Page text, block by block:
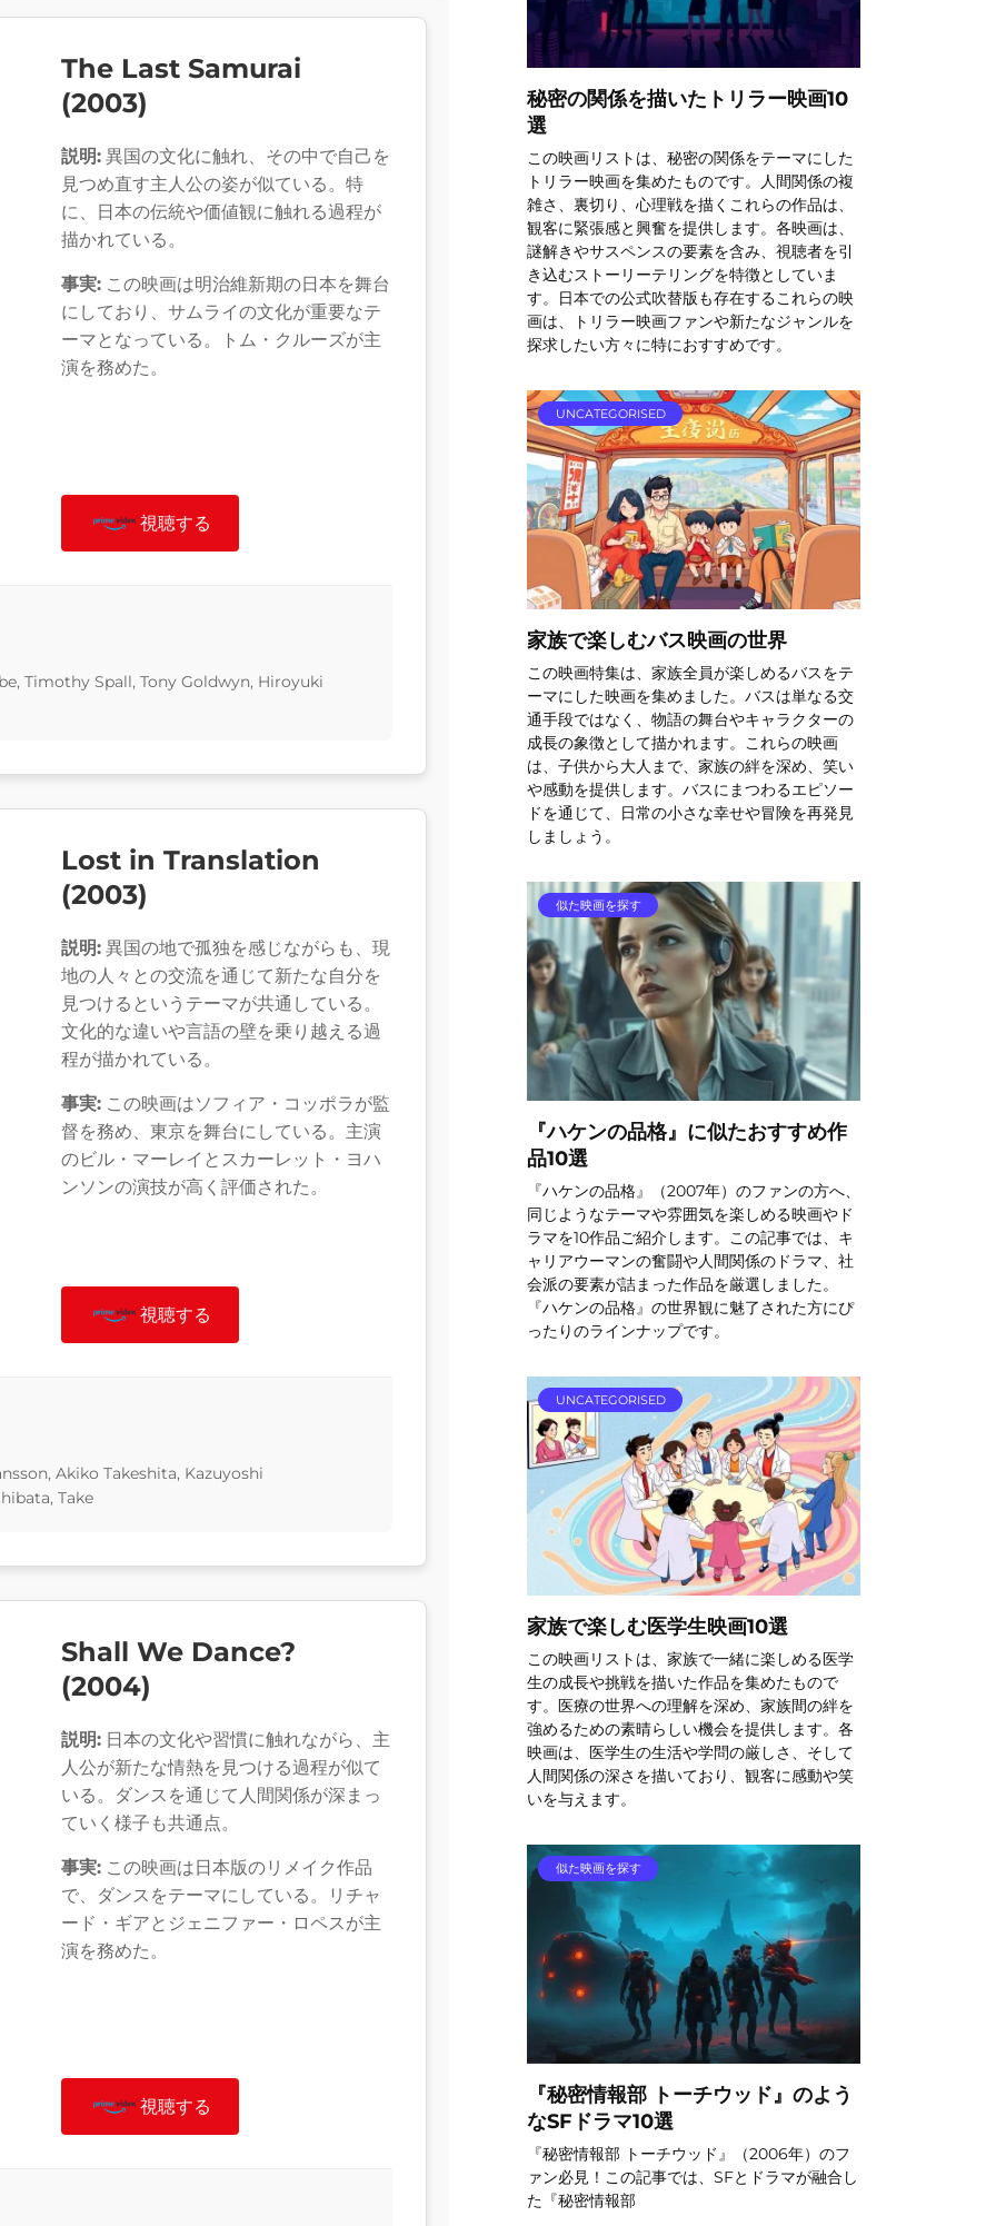
The Last Samurai
(2003)
説明: 異国の文化に触れ、その中で自己を
見つめ直す主人公の姿が似ている。特
に、日本の伝統や価値観に触れる過程が
描かれている。
事実: この映画は明治維新期の日本を舞台
にしており、サムライの文化が重要なテ
ーマとなっている。トム・クルーズが主
演を務めた。
視聴する
Timothy Spall, Tony Goldwyn, Hiroyuki
Lost in Translation
(2003)
説明: 異国の地で孤独を感じながらも、現
地の人々との交流を通じて新たな自分を
見つけるというテーマが共通している。
文化的な違いや言語の壁を乗り越える過
程が描かれている。
事実: この映画はソフィア・コッポラが監
督を務め、東京を舞台にしている。主演
のビル・マーレイとスカーレット・ヨハ
ンソンの演技が高く評価された。
視聴する
Akiko Takeshita, Kazuyoshi
Take
Shall We Dance?
(2004)
説明: 日本の文化や習慣に触れながら、主
人公が新たな情熱を見つける過程が似て
いる。ダンスを通じて人間関係が深まっ
ていく様子も共通点。
事実: この映画は日本版のリメイク作品
で、ダンスをテーマにしている。リチャ
ード・ギアとジェニファー・ロペスが主
演を務めた。
視聴する
秘密の関係を描いたトリラー映画10
選
この映画リストは、秘密の関係をテーマにした
トリラー映画を集めたものです。人間関係の複
雑さ、裏切り、心理戦を描くこれらの作品は、
観客に緊張感と興奮を提供します。各映画は、
謎解きやサスペンスの要素を含み、視聴者を引
き込むストーリーテリングを特徴としていま
す。日本での公式吹替版も存在するこれらの映
画は、トリラー映画ファンや新たなジャンルを
探求したい方々に特におすすめです。
UNCATEGORISED
家族で楽しむバス映画の世界
この映画特集は、家族全員が楽しめるバスをテ
ーマにした映画を集めました。バスは単なる交
通手段ではなく、物語の舞台やキャラクターの
成長の象徴として描かれます。これらの映画
は、子供から大人まで、家族の絆を深め、笑い
や感動を提供します。バスにまつわるエピソー
ドを通じて、日常の小さな幸せや冒険を再発見
しましょう。
似た映画を探す
『ハケンの品格』に似たおすすめ作
品10選
『ハケンの品格』（2007年）のファンの方へ、
同じようなテーマや雰囲気を楽しめる映画やド
ラマを10作品ご紹介します。この記事では、キ
ャリアウーマンの奮闘や人間関係のドラマ、社
会派の要素が詰まった作品を厳選しました。
『ハケンの品格』の世界観に魅了された方にぴ
ったりのラインナップです。
UNCATEGORISED
家族で楽しむ医学生映画10選
この映画リストは、家族で一緒に楽しめる医学
生の成長や挑戦を描いた作品を集めたもので
す。医療の世界への理解を深め、家族間の絆を
強めるための素晴らしい機会を提供します。各
映画は、医学生の生活や学問の厳しさ、そして
人間関係の深さを描いており、観客に感動や笑
いを与えます。
似た映画を探す
『秘密情報部 トーチウッド』のよう
なSFドラマ10選
『秘密情報部 トーチウッド』（2006年）のフ
ァン必見！この記事では、SFとドラマが融合し
た『秘密情報部